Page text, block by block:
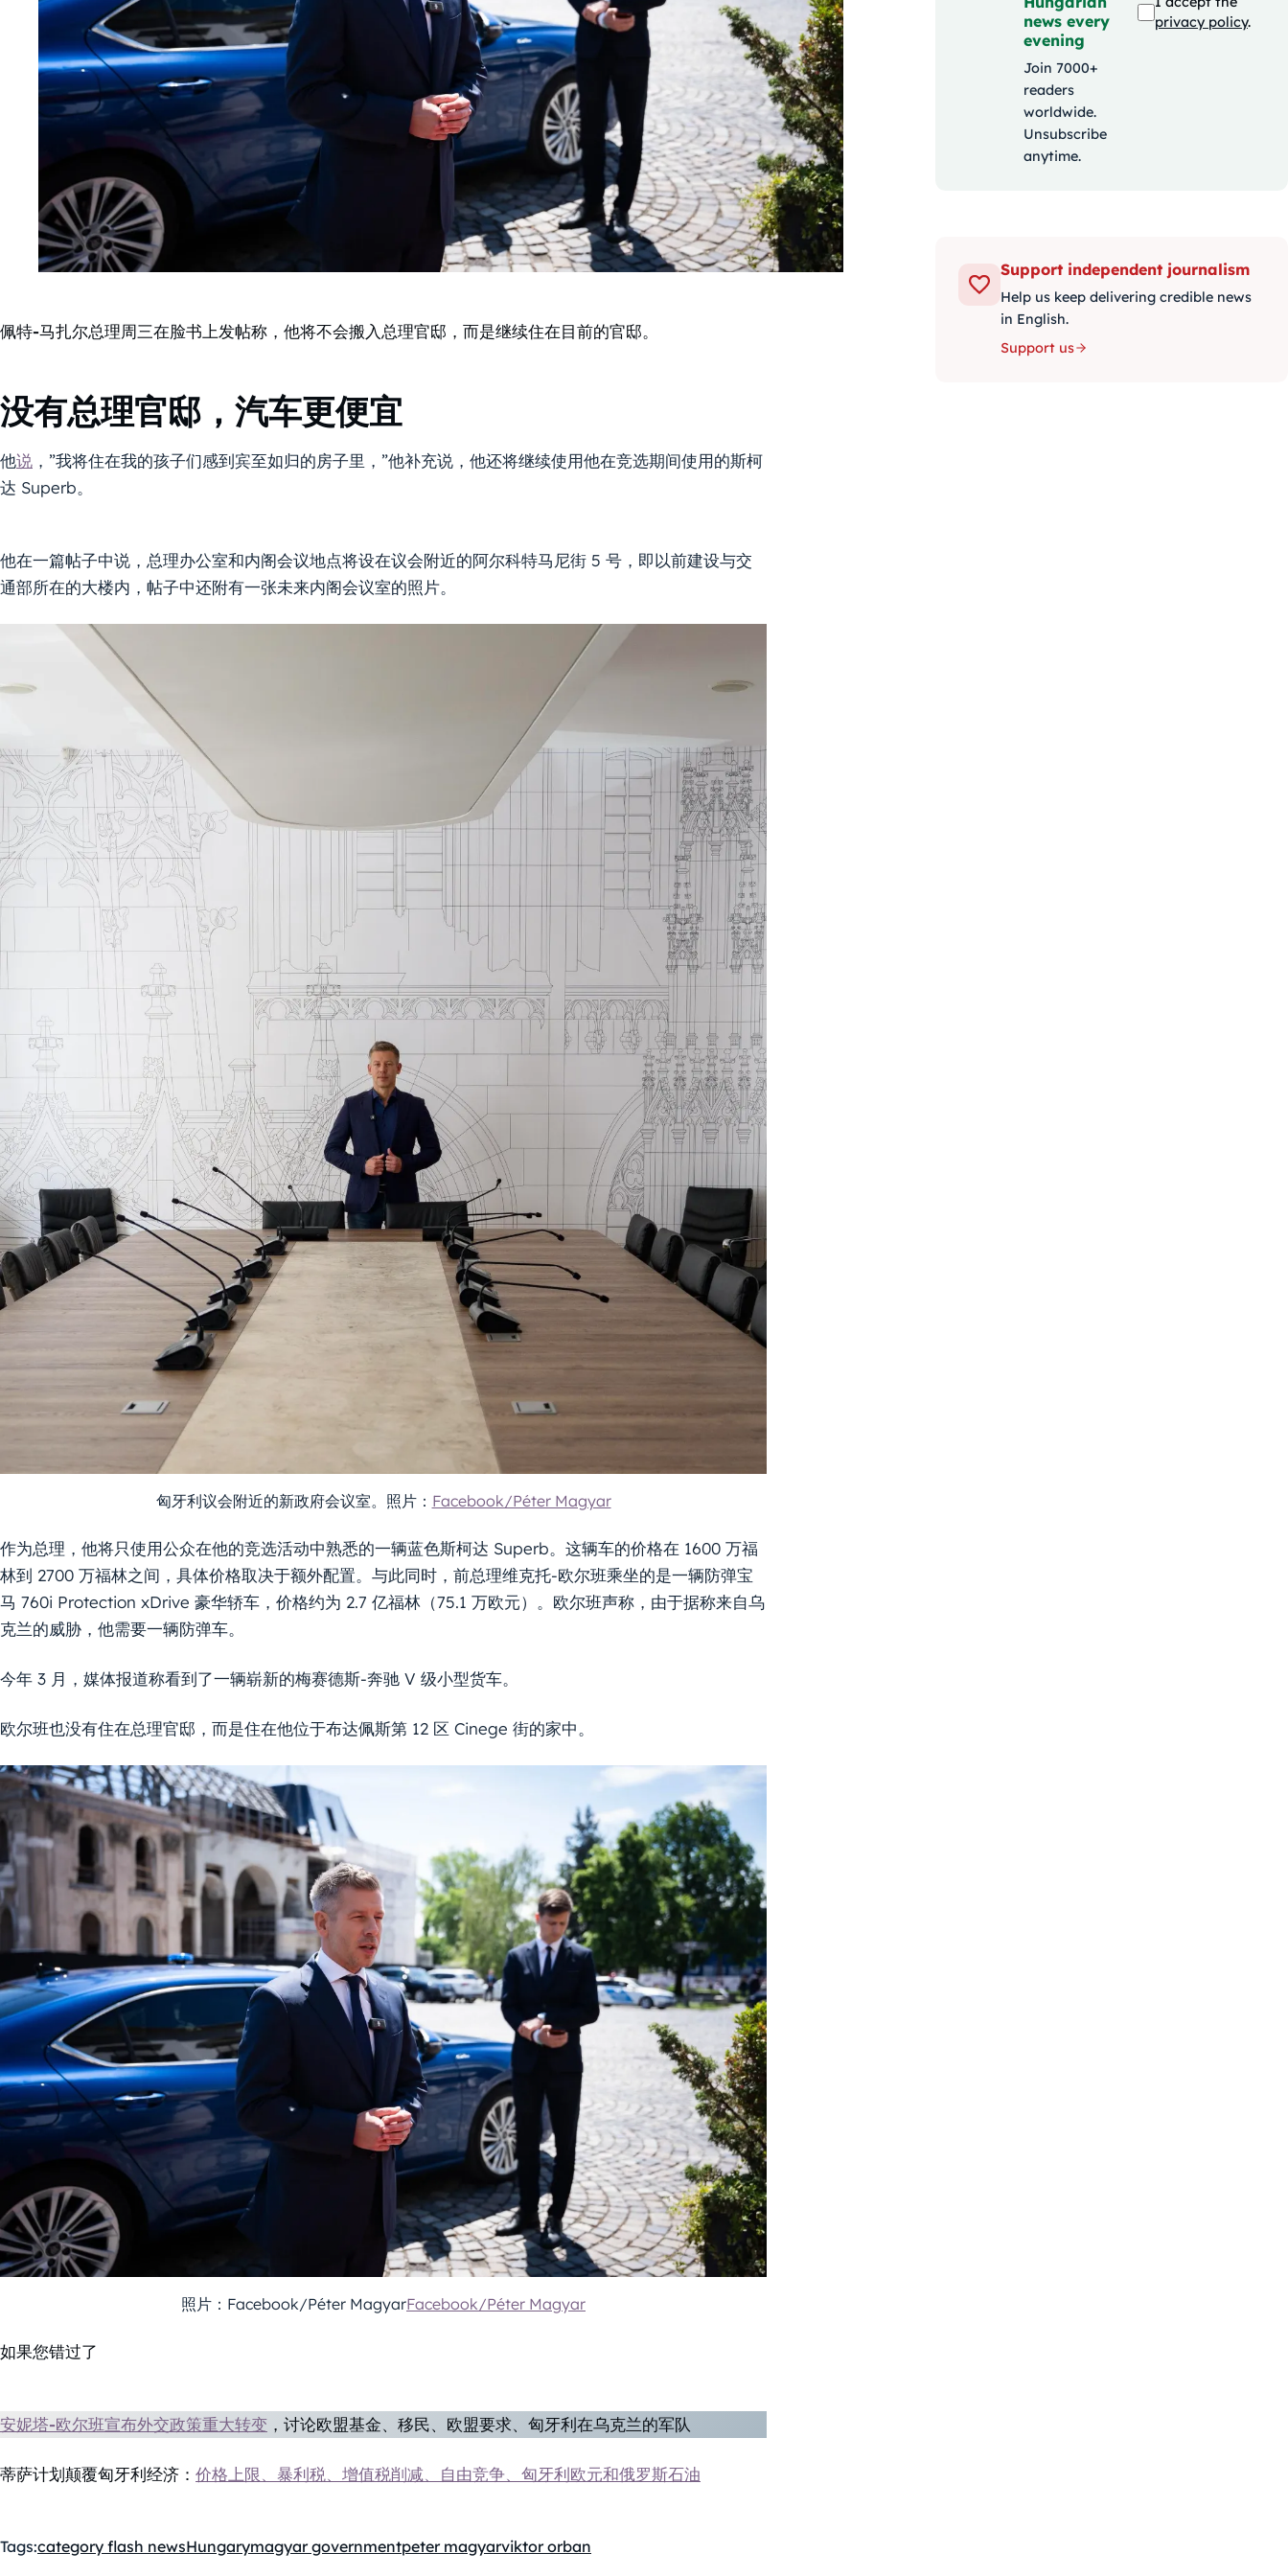
佩特-马扎尔总理周三在脸书上发帖称，他将不会搬入总理官邸，而是继续住在目前的官邸。
没有总理官邸，汽车更便宜
他说 ，”我将住在我的孩子们感到宾至如归的房子里，”他补充说，他还将继续使用他在竞选期间使用的斯柯
达 Superb。
他在一篇帖子中说，总理办公室和内阁会议地点将设在议会附近的阿尔科特马尼街 5 号，即以前建设与交
通部所在的大楼内，帖子中还附有一张未来内阁会议室的照片。
匈牙利议会附近的新政府会议室。照片： Facebook/Péter Magyar
作为总理，他将只使用公众在他的竞选活动中熟悉的一辆蓝色斯柯达 Superb。这辆车的价格在 1600 万福
林到 2700 万福林之间，具体价格取决于额外配置。与此同时，前总理维克托-欧尔班乘坐的是一辆防弹宝
马 760i Protection xDrive 豪华轿车，价格约为 2.7 亿福林（75.1 万欧元）。欧尔班声称，由于据称来自乌
克兰的威胁，他需要一辆防弹车。
今年 3 月，媒体报道称看到了一辆崭新的梅赛德斯-奔驰 V 级小型货车。
欧尔班也没有住在总理官邸，而是住在他位于布达佩斯第 12 区 Cinege 街的家中。
照片：Facebook/Péter MagyarFacebook/Péter Magyar
如果您错过了
安妮塔-欧尔班宣布外交政策重大转变 ，讨论欧盟基金、移民、欧盟要求、匈牙利在乌克兰的军队
蒂萨计划颠覆匈牙利经济： 价格上限、暴利税、增值税削减、自由竞争、匈牙利欧元和俄罗斯石油
Tags:category flash newsHungarymagyar governmentpeter magyarviktor orban
news every
evening
Join 7000+
readers
worldwide.
Unsubscribe
anytime.
privacy policy.
Support independent journalism
Help us keep delivering credible news
in English.
Support us